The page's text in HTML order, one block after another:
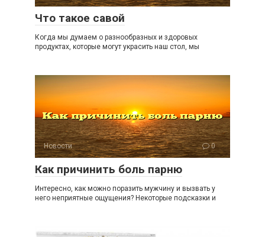
Что такое савой
Когда мы думаем о разнообразных и здоровых
продуктах, которые могут украсить наш стол, мы
Новости 0
Как причинить боль парню
Интересно, как можно поразить мужчину и вызвать у
него неприятные ощущения? Некоторые подсказки и